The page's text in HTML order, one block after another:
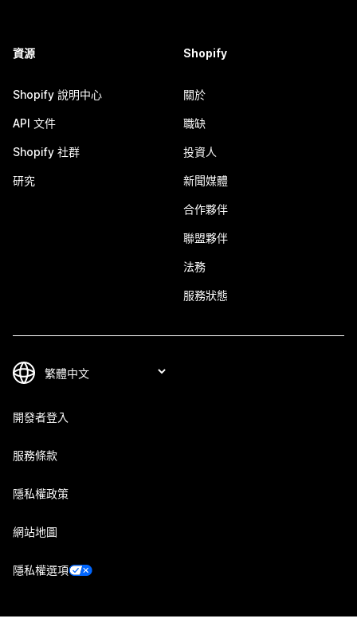
資源
Shopify 說明中心
API 文件
Shopify 社群
研究
Shopify
關於
職缺
投資人
新聞媒體
合作夥伴
聯盟夥伴
法務
服務狀態
開發者登入
服務條款
隱私權政策
網站地圖
隱私權選項